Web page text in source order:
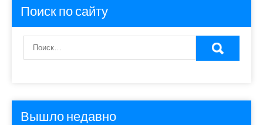
Поиск по сайту
Вышло недавно